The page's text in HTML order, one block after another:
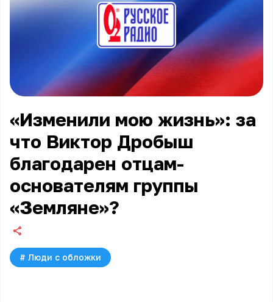
«Изменили мою жизнь»: за
что Виктор Дробыш
благодарен отцам-
основателям группы
«Земляне»?
# Люди с обложки